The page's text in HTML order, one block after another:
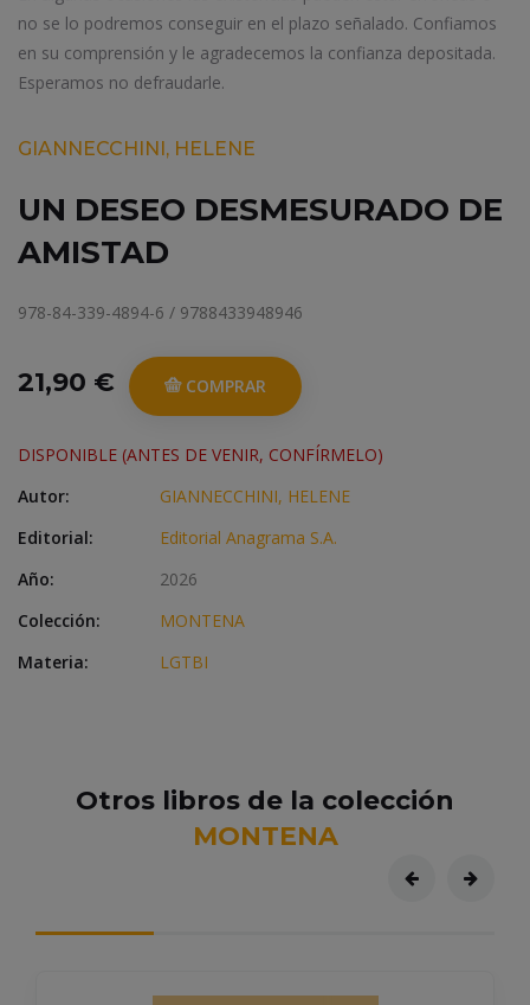
no se lo podremos conseguir en el plazo señalado. Confiamos
en su comprensión y le agradecemos la confianza depositada.
Esperamos no defraudarle.
GIANNECCHINI, HELENE
UN DESEO DESMESURADO DE
AMISTAD
978-84-339-4894-6 / 9788433948946
21,90 € COMPRAR
DISPONIBLE (ANTES DE VENIR, CONFÍRMELO)
Autor:
GIANNECCHINI, HELENE
Editorial:
Editorial Anagrama S.A.
Año:
2026
Colección:
MONTENA
Materia:
LGTBI
Otros libros de la colección
MONTENA